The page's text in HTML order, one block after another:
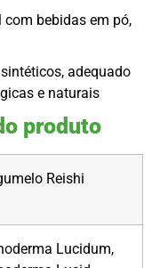
com bebidas em pó,
adequado
e naturais
produto
Reishi
Lucidum,